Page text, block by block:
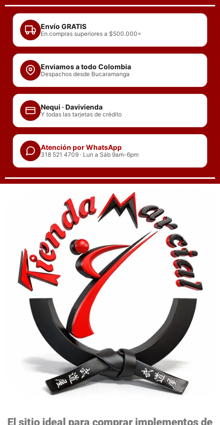
contenido
Envío GRATIS
En compras superiores a $500.000=
Enviamos a todo Colombia
Despachos desde Bucaramanga
Nequi · Davivienda
Y todas las tarjetas de crédito
Atención por WhatsApp
318 521 4709 · Lun a Sáb 9am-6pm
El sitio ideal para comprar implementos de